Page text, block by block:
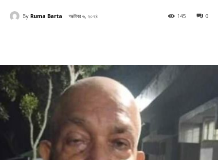
By Ruma Barta অক্টোবর ৬, ২০২৪ 0
145